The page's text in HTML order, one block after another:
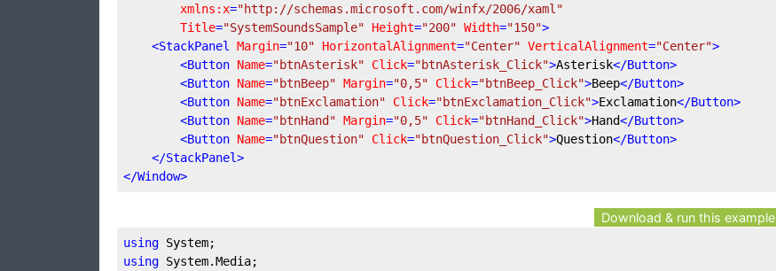
xmlns:x="http://schemas.microsoft.com/winfx/2006/xaml"
Title="SystemSoundsSample" Height="200" Width="150">
<StackPanel Margin="10" HorizontalAlignment="Center" VerticalAlignment="Center">
<Button Name="btnAsterisk" Click="btnAsterisk_Click">Asterisk</Button>
<Button Name="btnBeep" Margin="0,5" Click="btnBeep_Click">Beep</Button>
<Button Name="btnExclamation" Click="btnExclamation_Click">Exclamation</Button>
<Button Name="btnHand" Margin="0,5" Click="btnHand_Click">Hand</Button>
<Button Name="btnQuestion" Click="btnQuestion_Click">Question</Button>
</StackPanel>
</Window>
Download & run this example
using
using